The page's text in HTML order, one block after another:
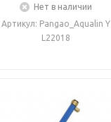
Нет в наличии
Артикул: Pangao_Aqualin Y
L22018